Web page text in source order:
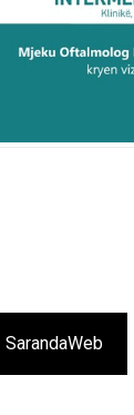
SarandaWeb